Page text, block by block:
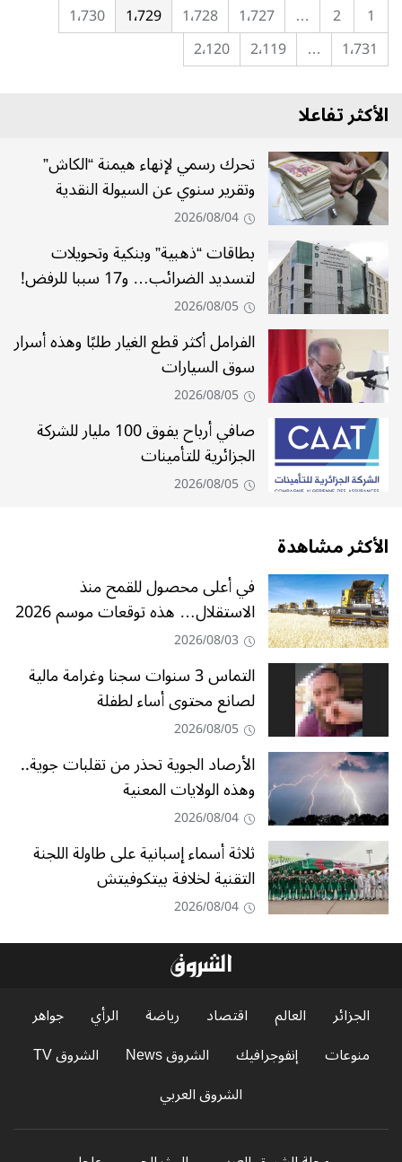
1
2
… 1٬727 1٬728 1٬729
1٬730
1٬731
… 2٬119 2٬120
الأكثر تفاعلا
تحرك رسمي لإنهاء هيمنة “الكاش”
وتقرير سنوي عن السيولة النقدية
2026/08/04
بطاقات “ذهبية” وبنكية وتحويلات
لتسديد الضرائب… و17 سببا للرفض!
2026/08/05
الفرامل أكثر قطع الغيار طلبًا وهذه أسرار
سوق السيارات
2026/08/05
صافي أرباح يفوق 100 مليار للشركة
الجزائرية للتأمينات
2026/08/05
الأكثر مشاهدة
في أعلى محصول للقمح منذ
الاستقلال… هذه توقعات موسم 2026
2026/08/03
التماس 3 سنوات سجنا وغرامة مالية
لصانع محتوى أساء لطفلة
2026/08/05
الأرصاد الجوية تحذر من تقلبات جوية..
وهذه الولايات المعنية
2026/08/04
ثلاثة أسماء إسبانية على طاولة اللجنة
التقنية لخلافة بيتكوفيتش
2026/08/04
الجزائر العالم اقتصاد رياضة الرأي
جواهر
منوعات
إنفوجرافيك الشروق News
الشروق TV
الشروق العربي